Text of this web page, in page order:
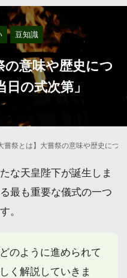
豆知識
の意味や歴史につ
の式次第」
嘗祭とは】大嘗祭の意味や歴史につ
な天皇陛下が誕生しま
最も重要な儀式の一つ
。
のように進められて
く解説していきま